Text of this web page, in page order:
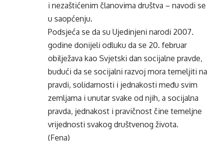
i nezaštićenim članovima društva – navodi se
u saopćenju.
Podsjeća se da su Ujedinjeni narodi 2007.
godine donijeli odluku da se 20. februar
obilježava kao Svjetski dan socijalne pravde,
budući da se socijalni razvoj mora temeljiti na
pravdi, solidarnosti i jednakosti među svim
zemljama i unutar svake od njih, a socijalna
pravda, jednakost i pravičnost čine temeljne
vrijednosti svakog društvenog života.
(Fena)